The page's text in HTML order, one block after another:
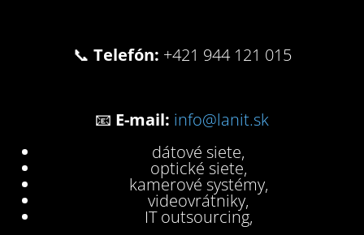
📞 Telefón: +421 944 121 015
📧 E-mail: info@lanit.sk
dátové siete,
optické siete,
kamerové systémy,
videovrátniky,
IT outsourcing,